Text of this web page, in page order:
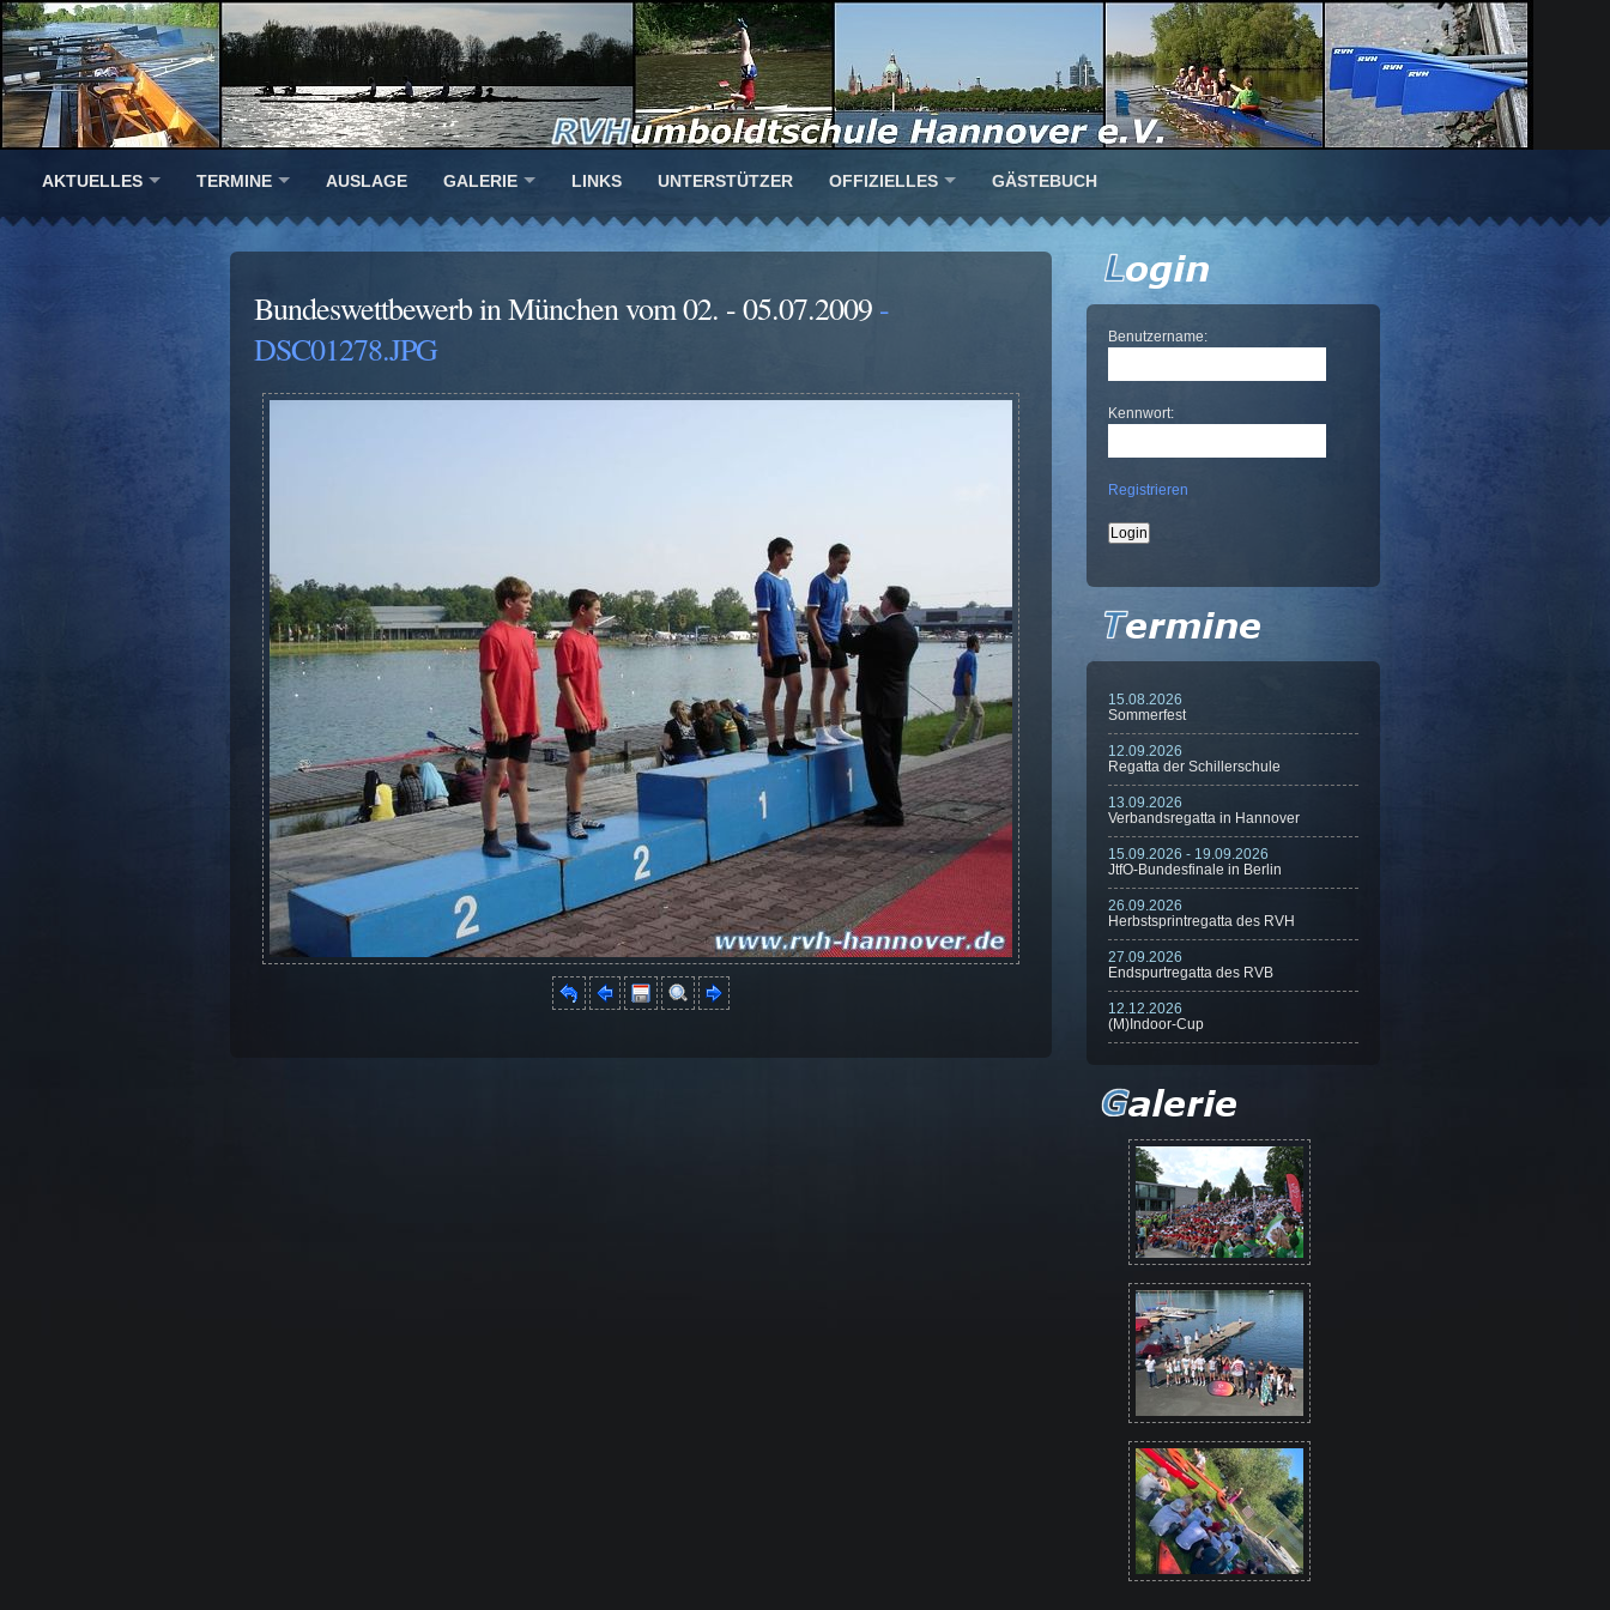
AKTUELLES TERMINE AUSLAGE GALERIE LINKS UNTERSTÜTZER OFFIZIELLES GÄSTEBUCH
Bundeswettbewerb in München vom 02. - 05.07.2009 -
DSC01278.JPG
Benutzername:
Kennwort:
Registrieren
15.08.2026
Sommerfest
12.09.2026
Regatta der Schillerschule
13.09.2026
Verbandsregatta in Hannover
15.09.2026 - 19.09.2026
JtfO-Bundesfinale in Berlin
26.09.2026
Herbstsprintregatta des RVH
27.09.2026
Endspurtregatta des RVB
12.12.2026
(M)Indoor-Cup